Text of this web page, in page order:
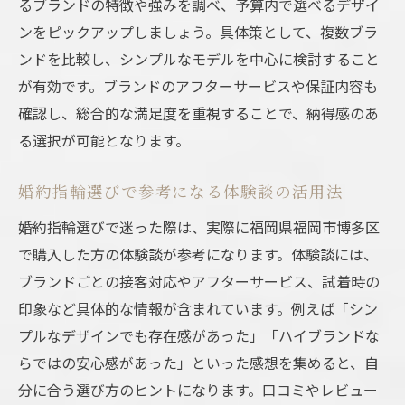
ンをピックアップしましょう。具体策として、複数ブラ
ンドを比較し、シンプルなモデルを中心に検討すること
が有効です。ブランドのアフターサービスや保証内容も
確認し、総合的な満足度を重視することで、納得感のあ
る選択が可能となります。
婚約指輪選びで参考になる体験談の活用法
婚約指輪選びで迷った際は、実際に福岡県福岡市博多区
で購入した方の体験談が参考になります。体験談には、
ブランドごとの接客対応やアフターサービス、試着時の
印象など具体的な情報が含まれています。例えば「シン
プルなデザインでも存在感があった」「ハイブランドな
らではの安心感があった」といった感想を集めると、自
分に合う選び方のヒントになります。口コミやレビュー